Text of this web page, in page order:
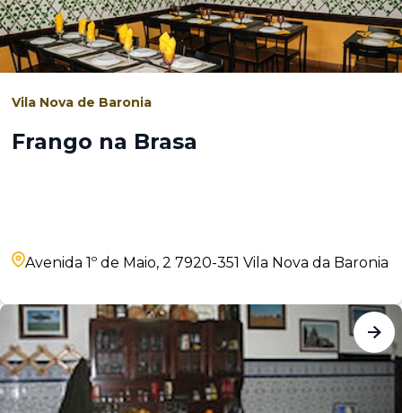
Vila Nova de Baronia
Frango na Brasa
Avenida 1º de Maio, 2 7920-351 Vila Nova da Baronia